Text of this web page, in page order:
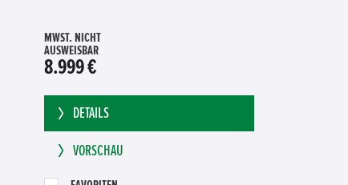
MWST. NICHT
AUSWEISBAR
8.999 €
DETAILS
VORSCHAU